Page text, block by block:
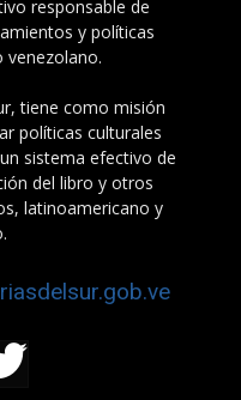
responsable de
y políticas
venezolano.
tiene como misión
políticas culturales
sistema efectivo de
del libro y otros
latinoamericano y